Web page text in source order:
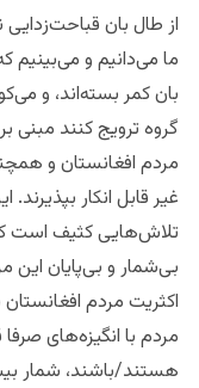
از طال بان قباحت‌زدایی
ما می‌دانیم و می‌بینیم
بان کمر بسته‌اند، و
گروه ترویج کنند مبنی
مردم افغانستان و
غیر قابل انکار
تلاش‌هایی کثیف است
بی‌شمار و بی‌پایان
اکثریت مردم
مردم با انگیزه‌های
هستند/باشند، شمار